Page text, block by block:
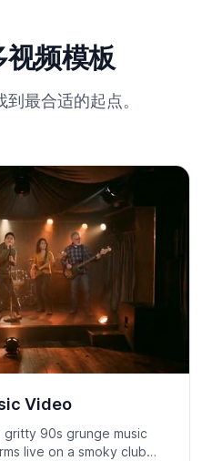
频模板
最合适的起点。
Video
90s grunge music
live on a smoky club